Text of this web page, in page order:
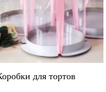
Свечи для тортов